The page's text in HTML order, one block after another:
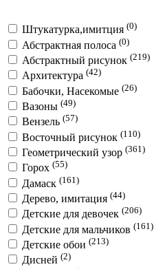
Штукатурка,имитция (0)
Абстрактная полоса (0)
Абстрактный рисунок (219)
Архитектура (42)
Бабочки, Насекомые (26)
Вазоны (49)
Вензель (57)
Восточный рисунок (110)
Геометрический узор (361)
Горох (55)
Дамаск (161)
Дерево, имитация (44)
Детские для девочек (206)
Детские для мальчиков (161)
Детские обои (213)
Дисней (2)